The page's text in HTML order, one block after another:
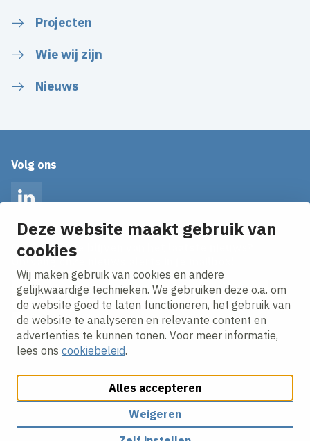
Deze website maakt gebruik van
cookies
Wij maken gebruik van cookies en andere
gelijkwaardige technieken. We gebruiken deze o.a. om
de website goed te laten functioneren, het gebruik van
de website te analyseren en relevante content en
advertenties te kunnen tonen. Voor meer informatie,
lees ons cookiebeleid.
Alles accepteren
Weigeren
Projecten
Wie wij zijn
Nieuws
Volg ons
Op de hoogte blijven van het laatste nieuws?
E-mailadres
Ik ga akkoord met hetprivacy statement.
Cookies aanpassenCookie beleidPrivacy policy